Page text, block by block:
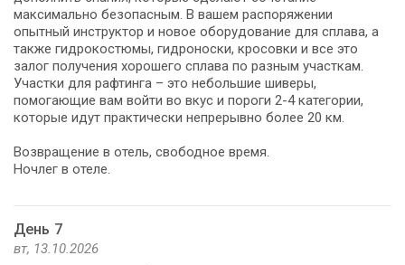
максимально безопасным. В вашем распоряжении
опытный инструктор и новое оборудование для сплава, а
также гидрокостюмы, гидроноски, кросовки и все это
залог получения хорошего сплава по разным участкам.
Участки для рафтинга – это небольшие шиверы,
помогающие вам войти во вкус и пороги 2-4 категории,
которые идут практически непрерывно более 20 км.
Возвращение в отель, свободное время.
Ночлег в отеле.
День 7
вт, 13.10.2026